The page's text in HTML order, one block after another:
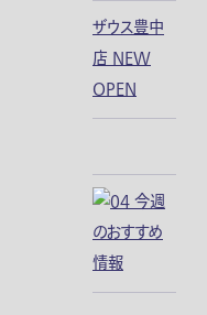
ザウス豊中
店 NEW
OPEN